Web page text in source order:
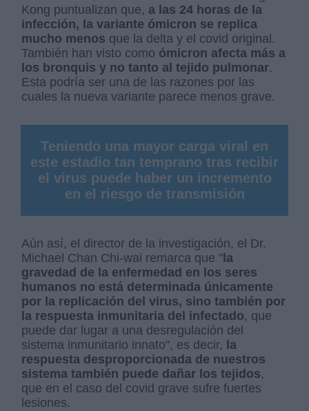
Kong puntualizan que, a las 24 horas de la
infección, la variante ómicron se replica
mucho menos que la delta y el covid original.
También han visto como ómicron afecta más a
los bronquis y no tanto al tejido pulmonar.
Esta podría ser una de las razones por las
cuales la nueva variante parece menos grave.
Teniendo una mayor carga viral en
este estadio tan temprano tras recibir
el virus puede haber un incremento
en el riesgo de transmisión
Aún así, el director de la investigación, el Dr.
Michael Chan Chi-wai remarca que " la
gravedad de la enfermedad en los seres
humanos no está determinada únicamente
por la replicación del virus, sino también por
la respuesta inmunitaria del infectado, que
puede dar lugar a una desregulación del
sistema inmunitario innato", es decir,
la
respuesta desproporcionada de nuestros
sistema también puede dañar los tejidos,
que en el caso del covid grave sufre fuertes
lesiones.